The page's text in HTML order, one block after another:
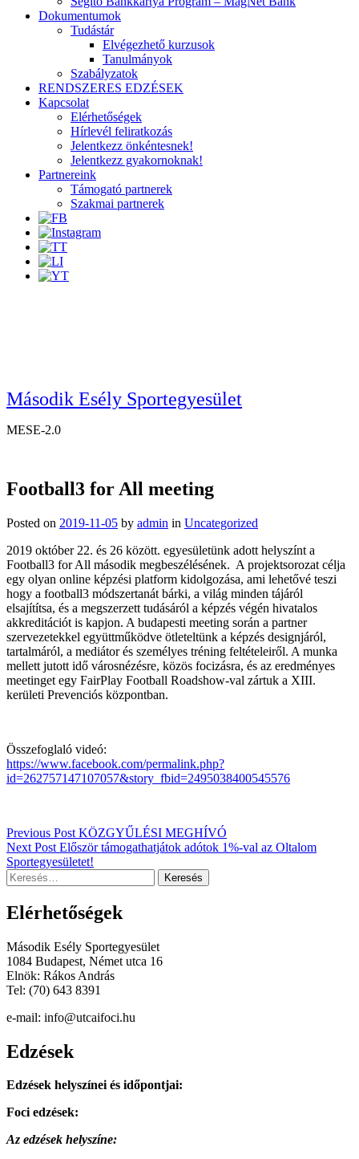
Dokumentumok
Tudástár
Elvégezhető kurzusok
Tanulmányok
Szabályzatok
RENDSZERES EDZÉSEK
Kapcsolat
Elérhetőségek
Hírlevél feliratkozás
Jelentkezz önkéntesnek!
Jelentkezz gyakornoknak!
Partnereink
Támogató partnerek
Szakmai partnerek
Második Esély Sportegyesület
MESE-2.0
Football3 for All meeting
Posted on 2019-11-05 by admin in Uncategorized
2019 október 22. és 26 között. egyesületünk adott helyszínt a
Football3 for All második megbeszélésének. A projektsorozat célja
egy olyan online képzési platform kidolgozása, ami lehetővé teszi
hogy a football3 módszertanát bárki, a világ minden tájáról
elsajítítsa, és a megszerzett tudásáról a képzés végén hivatalos
akkreditációt is kapjon. A budapesti meeting során a partner
szervezetekkel együttműködve ötleteltünk a képzés designjáról,
tartalmáról, a mediátor és személyes tréning feltételeiről. A munka
mellett jutott idő városnézésre, közös focizásra, és az eredményes
meetinget egy FairPlay Football Roadshow-val zártuk a XIII.
kerületi Prevenciós központban.
Összefoglaló videó:
https://www.facebook.com/permalink.php?
id=262757147107057&story_fbid=2495038400545576
Bejegyzés
navigáció
Previous Post KÖZGYŰLÉSI MEGHÍVÓ
Next Post Először támogathatjátok adótok 1%-val az Oltalom
Sportegyesületet!
Keresés:
Elérhetőségek
Második Esély Sportegyesület
1084 Budapest, Német utca 16
Elnök: Rákos András
Tel: (70) 643 8391
e-mail: info@utcaifoci.hu
Edzések
Edzések helyszínei és időpontjai:
Foci edzések:
Az edzések helyszíne: